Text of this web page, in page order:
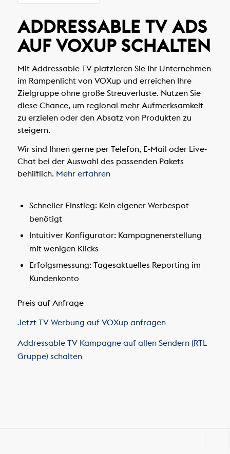
ADDRESSABLE TV ADS
AUF VOXUP SCHALTEN
Mit Addressable TV platzieren Sie Ihr Unternehmen
im Rampenlicht von VOXup und erreichen Ihre
Zielgruppe ohne große Streuverluste. Nutzen Sie
diese Chance, um regional mehr Aufmerksamkeit
zu erzielen oder den Absatz von Produkten zu
steigern.
Wir sind Ihnen gerne per Telefon, E-Mail oder Live-
Chat bei der Auswahl des passenden Pakets
behilflich. Mehr erfahren
Schneller Einstieg:Kein eigener Werbespot
benötigt
Intuitiver Konfigurator:Kampagnenerstellung
mit wenigen Klicks
Erfolgsmessung:Tagesaktuelles Reporting im
Kundenkonto
Preis auf Anfrage
Jetzt TV Werbung auf VOXup anfragen
Addressable TV Kampagne auf allen Sendern (RTL
Gruppe) schalten